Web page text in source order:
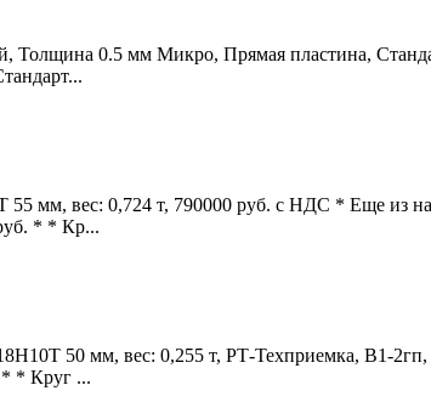
Толщина 0.5 мм Микро, Прямая пластина,
мм, вес: 0,724 т, 790000 руб. с НДС * Еще из
* * Кр...
50 мм, вес: 0,255 т, РТ-Техприемка, В1-
* Круг ...